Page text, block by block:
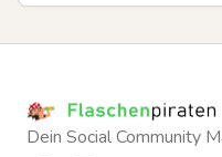
Dein Social Community